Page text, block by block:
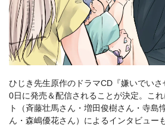
ひじき先生原作のドラマCD『嫌いでい
0日に発売＆配信されることが決定。こ
ト（斉藤壮馬さん・増田俊樹さん・寺島
ん・森嶋優花さん）によるインタビュー